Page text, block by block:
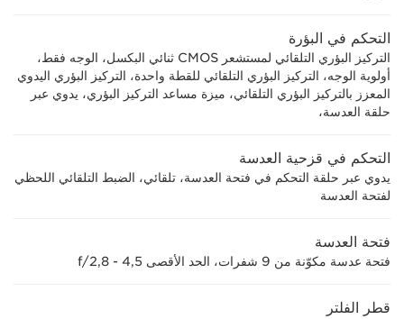
التحكم في البؤرة
التركيز البؤري التلقائي لمستشعر CMOS ثنائي البكسل، الوجه فقط،
أولوية الوجه، التركيز البؤري التلقائي للقطة واحدة، التركيز البؤري اليدوي
المعزز بالتركيز البؤري التلقائي، ميزة مساعد التركيز البؤري، يدوي عبر
حلقة العدسة،
التحكم في قزحية العدسة
يدوي عبر حلقة التحكم في فتحة العدسة، تلقائي، الضبط التلقائي اللحظي
لفتحة العدسة
فتحة العدسة
فتحة عدسة مكوّنة من 9 شفرات، الحد الأقصى f/2,8 - 4,5
قطر الفلتر